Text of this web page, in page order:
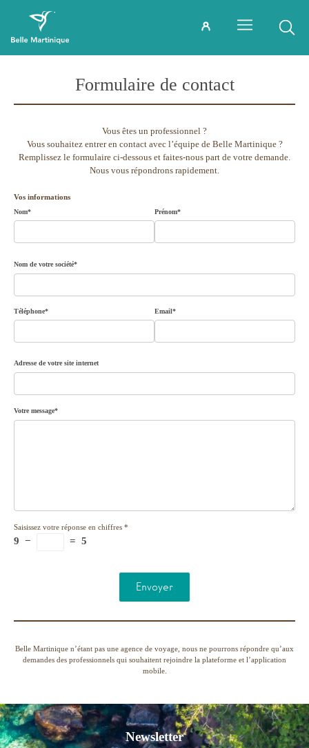
Formulaire de contact
Vous êtes un professionnel ?
Vous souhaitez entrer en contact avec l’équipe de Belle Martinique ?
Remplissez le formulaire ci-dessous et faites-nous part de votre demande.
Nous vous répondrons rapidement.
Vos informations
Nom* Prénom*
Nom de votre société*
Téléphone* Email*
Adresse de votre site internet
Votre message*
Saisissez votre réponse en chiffres *
9 − = 5
Belle Martinique n’étant pas une agence de voyage, nous ne pourrons répondre qu’aux
demandes des professionnels qui souhaitent rejoindre la plateforme et l’application
mobile.
Newsletter